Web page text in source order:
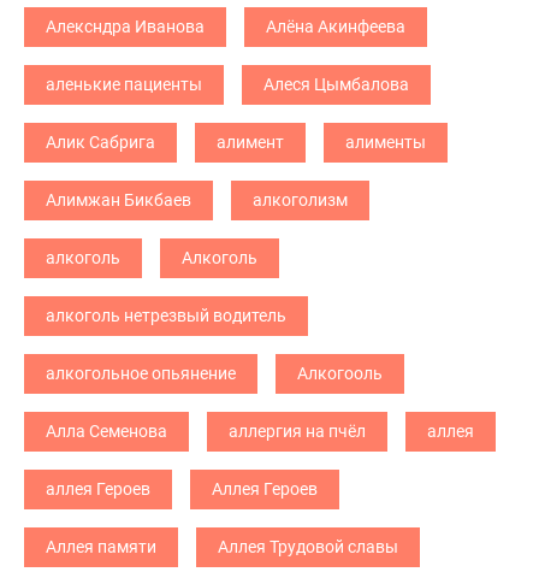
Алексндра Иванова Алёна Акинфеева
аленькие пациенты Алеся Цымбалова
Алик Сабрига алимент алименты
Алимжан Бикбаев алкоголизм
алкоголь Алкоголь
алкоголь нетрезвый водитель
алкогольное опьянение Алкогооль
Алла Семенова аллергия на пчёл аллея
аллея Героев Аллея Героев
Аллея памяти Аллея Трудовой славы